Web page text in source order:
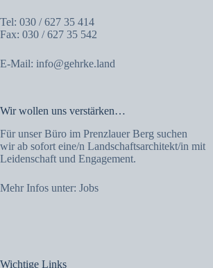
Tel: 030 / 627 35 414
Fax: 030 / 627 35 542
E-Mail: info@gehrke.land
Wir wollen uns verstärken…
Für unser Büro im Prenzlauer Berg suchen
wir ab sofort eine/n Landschaftsarchitekt/in mit
Leidenschaft und Engagement.
Mehr Infos unter: Jobs
Wichtige Links